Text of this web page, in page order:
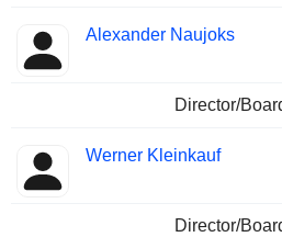
Alexander Naujoks
Director/
Werner Kleinkauf
Director/